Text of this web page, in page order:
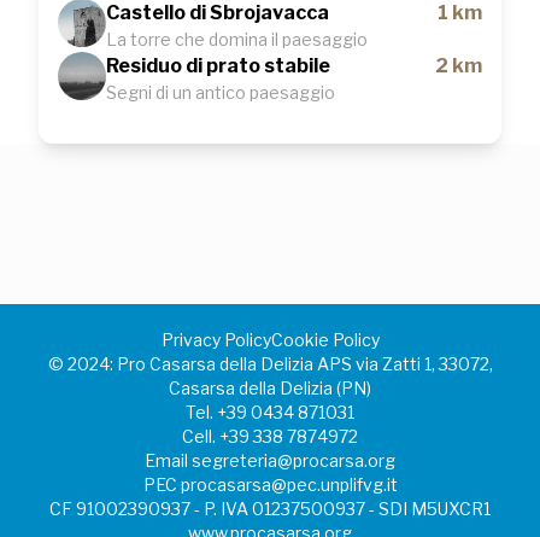
Castello di Sbrojavacca
La torre che domina il paesaggio
1 km
Residuo di prato stabile
Segni di un antico paesaggio
2 km
Privacy PolicyCookie Policy
©️ 2024: Pro Casarsa della Delizia APS via Zatti 1, 33072,
Casarsa della Delizia (PN)
Tel. +39 0434 871031
Cell. +39 338 7874972
Email segreteria@procarsa.org
PEC procasarsa@pec.unplifvg.it
CF 91002390937 - P. IVA 01237500937 - SDI M5UXCR1
www.procasarsa.org